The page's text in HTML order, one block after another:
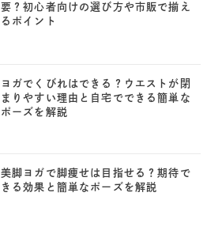
要？初心者向けの選び方や市販で揃え
るポイント
ヨガでくびれはできる？ウエストが閉
まりやすい理由と自宅でできる簡単な
ポーズを解説
美脚ヨガで脚痩せは目指せる？期待で
きる効果と簡単なポーズを解説